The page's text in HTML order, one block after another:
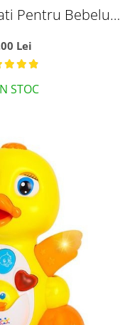
Pentru Bebelusi
Lei
STOC